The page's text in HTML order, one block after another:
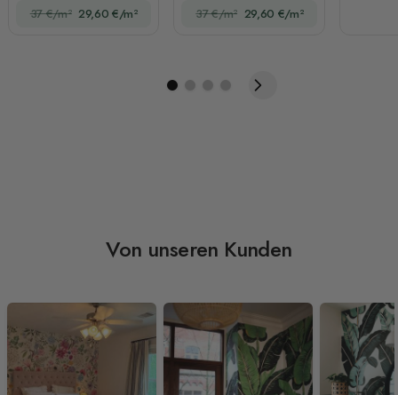
37 €/m² 29,60 €/m²
Fototapete
37 €/m² 29,60 €/m²
Von unseren Kunden